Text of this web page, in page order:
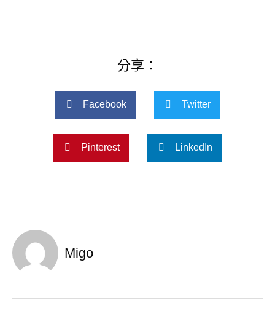
分享：
Facebook Twitter
Pinterest LinkedIn
Migo